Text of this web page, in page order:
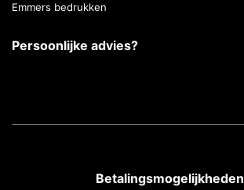
Emmers bedrukken
Persoonlijke advies?
Betalingsmogelijkheden